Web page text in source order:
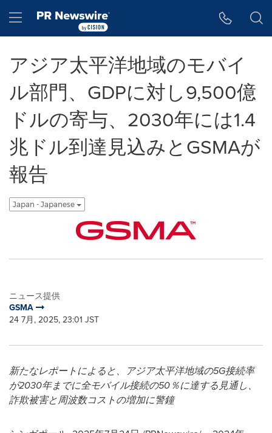
Hamburger menu
アジア太平洋地域のモバイ
ル部門、GDPに対し9,500億
ドルの寄与、2030年には1.4
兆ドル到達見込みとGSMAが
報告
Japan - Japanese
ニュース提供
GSMA
24 7月, 2025, 23:01 JST
新たなレポートによると、アジア太平洋地域の5G接続率
が2030年までに全モバイル接続の50％に達する見通し、
詐欺被害と周波数コストの増加に警鐘